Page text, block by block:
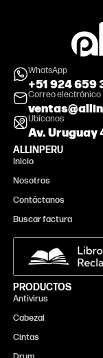
WhatsApp
+51 924 659
Correo electrónico
Ubícanos
Av. Uruguay
ALLINPERU
Inicio
Nosotros
Contáctanos
Buscar factura
PRODUCTOS
Antivirus
Cabezal
Cintas